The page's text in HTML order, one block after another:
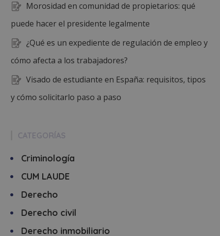
Morosidad en comunidad de propietarios: qué
puede hacer el presidente legalmente
¿Qué es un expediente de regulación de empleo y
cómo afecta a los trabajadores?
Visado de estudiante en España: requisitos, tipos
y cómo solicitarlo paso a paso
CATEGORÍAS
Criminología
CUM LAUDE
Derecho
Derecho civil
Derecho inmobiliario